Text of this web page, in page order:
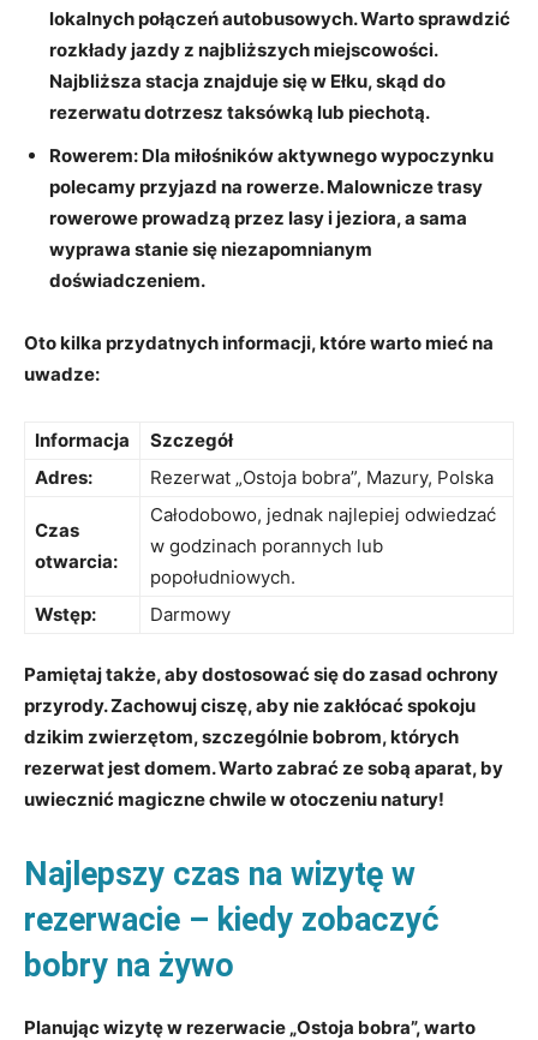
lokalnych połączeń autobusowych. Warto sprawdzić
rozkłady jazdy z najbliższych miejscowości.
Najbliższa stacja znajduje się w Ełku, skąd do
rezerwatu dotrzesz taksówką lub piechotą.
Rowerem: Dla miłośników aktywnego wypoczynku
polecamy przyjazd na rowerze. Malownicze trasy
rowerowe prowadzą przez lasy i jeziora, a sama
wyprawa stanie się niezapomnianym
doświadczeniem.
Oto kilka przydatnych informacji, które warto mieć na
uwadze:
Informacja
Szczegół
Adres:
Rezerwat „Ostoja bobra”, Mazury, Polska
Czas
otwarcia:
Całodobowo, jednak najlepiej odwiedzać
w godzinach porannych lub
popołudniowych.
Wstęp:
Darmowy
Pamiętaj także, aby dostosować się do zasad ochrony
przyrody. Zachowuj ciszę, aby nie zakłócać spokoju
dzikim zwierzętom, szczególnie bobrom, których
rezerwat jest domem. Warto zabrać ze sobą aparat, by
uwiecznić magiczne chwile w otoczeniu natury!
Najlepszy czas na wizytę w
rezerwacie – kiedy zobaczyć
bobry na żywo
Planując wizytę w rezerwacie „Ostoja bobra”, warto